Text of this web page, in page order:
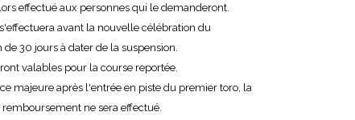
effectué aux personnes qui le demanderont.
avant la nouvelle célébration du
30 jours à dater de la suspension.
valables pour la course reportée.
majeure après l'entrée en piste du premier toro, la
ne sera effectué.